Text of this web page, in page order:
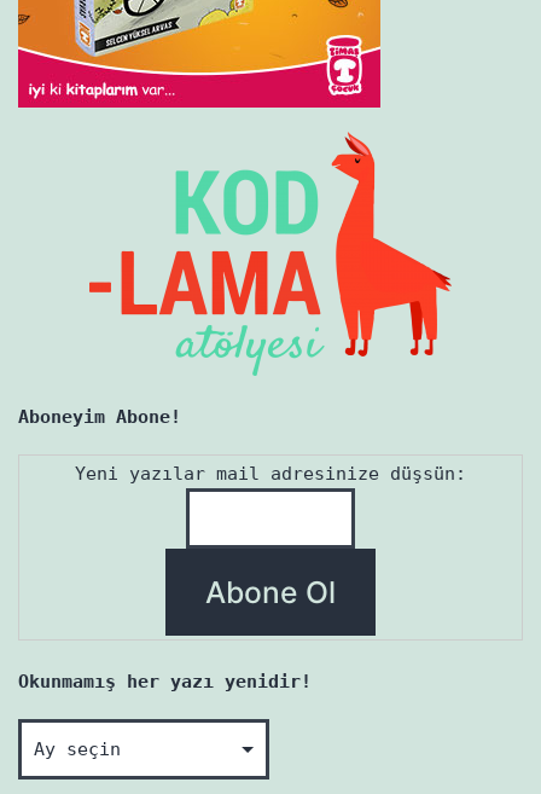
Aboneyim Abone!
Yeni yazılar mail adresinize düşsün:
Okunmamış her yazı yenidir!
Okunmamış
her